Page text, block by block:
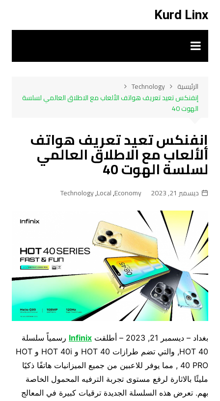
المحتوى
Kurd Linx
الرئيسية
Technology
إنفنكس تعيد تعريف هواتف الألعاب مع الاطلاق العالمي لسلسة
الهوت 40
إنفنكس تعيد تعريف هواتف
الألعاب مع الاطلاق العالمي
لسلسة الهوت 40
ديسمبر 21, 2023 Economy
,
Local
,
Technology
بغداد – ديسمبر 21, 2023 – أطلقت Infinix رسمياً سلسلة
HOT 40, والتي تضم طرازات HOT 40 و HOT 40i و HOT
40 PRO , مما يوفر للاعبين من جميع الميزانيات هاتفًا ذكيًا
مليئًا بالاثارة لرفع مستوى تجربة الترفيه المحمول الخاصة
بهم. تعرض هذه السلسلة الجديدة ترقيات كبيرة في المعالج